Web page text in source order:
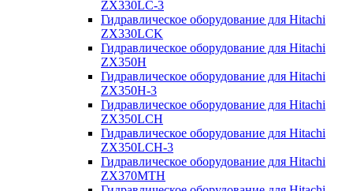
ZX330LC-3
Гидравлическое оборудование для Hitachi
ZX330LCK
Гидравлическое оборудование для Hitachi
ZX350H
Гидравлическое оборудование для Hitachi
ZX350H-3
Гидравлическое оборудование для Hitachi
ZX350LCH
Гидравлическое оборудование для Hitachi
ZX350LCH-3
Гидравлическое оборудование для Hitachi
ZX370MTH